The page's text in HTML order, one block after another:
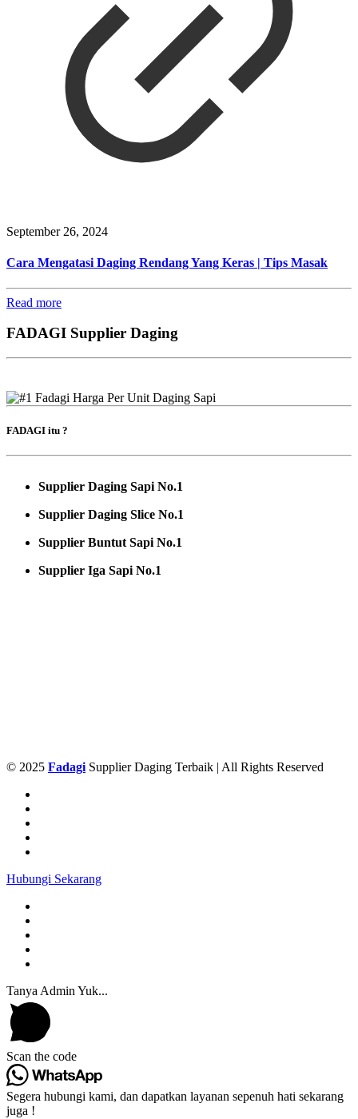
September 26, 2024
Cara Mengatasi Daging Rendang Yang Keras | Tips Masak
Read more
FADAGI Supplier Daging
FADAGI itu ?
Supplier Daging Sapi No.1
Supplier Daging Slice No.1
Supplier Buntut Sapi No.1
Supplier Iga Sapi No.1
© 2025 FadagiSupplier Daging Terbaik | All Rights Reserved
Hubungi Sekarang
Tanya Admin Yuk...
Scan the code
Segera hubungi kami, dan dapatkan layanan sepenuh hati sekarang
juga !